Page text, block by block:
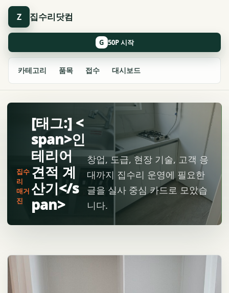
Z 집수리닷컴
카테고리 품목 접수 대시보드
G
집수
리
매거
진
[태그:] <
span>인
테리어
견적 계
산기</s
pan>
창업, 도급, 현장 기술, 고객 응
대까지 집수리 운영에 필요한
글을 실사 중심 카드로 모았습
니다.